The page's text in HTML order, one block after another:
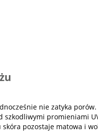
nie zatyka porów.
szkodliwymi promieniami
pozostaje matowa i